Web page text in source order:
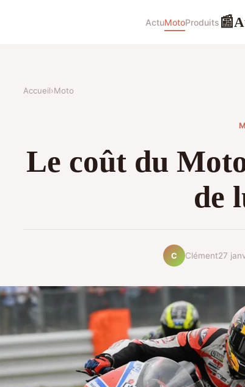
ActuMotoProduits 📰
Accueil›Moto
Le coût du
de
C Clément27